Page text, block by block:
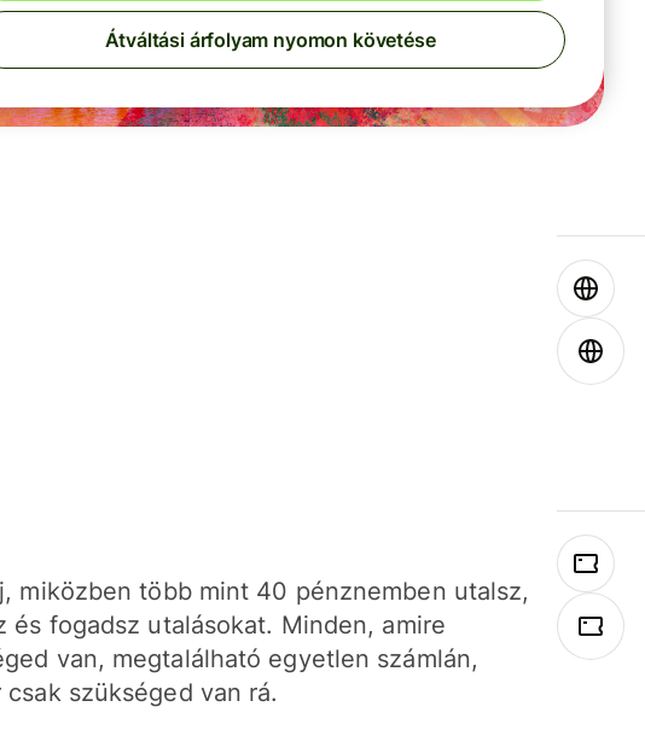
Átváltási árfolyam nyomon követése
miközben több mint 40 pénznemben utalsz,
és fogadsz utalásokat. Minden, amire
van, megtalálható egyetlen számlán,
csak szükséged van rá.